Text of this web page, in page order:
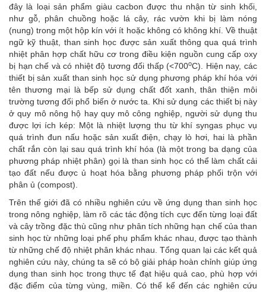
đây là loại sản phẩm giàu cacbon được thu nhận từ sinh khối,
như gỗ, phân chuồng hoặc lá cây, rác vườn khi bị làm nóng
(nung) trong một hộp kín với ít hoặc không có không khí. Về thuật
ngữ kỹ thuật, than sinh học được sản xuất thông qua quá trình
nhiệt phân hợp chất hữu cơ trong điều kiện nguồn cung cấp oxy
bị hạn chế và có nhiệt độ tương đối thấp (<700oC). Hiện nay, các
thiết bị sản xuất than sinh học sử dụng phương pháp khí hóa với
tên thương mại là bếp sử dụng chất đốt xanh, thân thiện môi
trường tương đối phổ biến ở nước ta. Khi sử dụng các thiết bị này
ở quy mô nông hộ hay quy mô công nghiệp, người sử dụng thu
được lợi ích kép: Một là nhiệt lượng thu từ khí syngas phục vụ
quá trình đun nấu hoặc sản xuất điện, chạy lò hơi, hai là phần
chất rắn còn lại sau quá trình khí hóa (là một trong ba dạng của
phương pháp nhiệt phân) gọi là than sinh học có thể làm chất cải
tạo đất nếu được ủ hoạt hóa bằng phương pháp phối trộn với
phân ủ (compost).
Trên thế giới đã có nhiều nghiên cứu về ứng dụng than sinh học
trong nông nghiệp, làm rõ các tác động tích cực đến từng loại đất
và cây trồng đặc thù cũng như phân tích những hạn chế của than
sinh học từ những loại phế phụ phẩm khác nhau, được tạo thành
từ những chế độ nhiệt phân khác nhau. Tổng quan lại các kết quả
nghiên cứu này, chúng ta sẽ có bộ giải pháp hoàn chỉnh giúp ứng
dụng than sinh học trong thực tế đạt hiệu quả cao, phù hợp với
đặc điểm của từng vùng, miền. Có thể kể đến các nghiên cứu